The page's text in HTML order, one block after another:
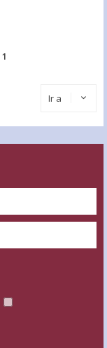
1
Ir a